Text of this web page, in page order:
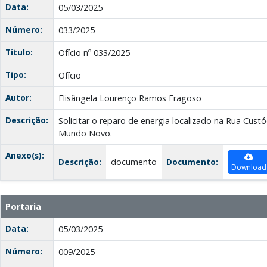
Data:
05/03/2025
Número:
033/2025
Título:
Ofício nº 033/2025
Tipo:
Ofício
Autor:
Elisângela Lourenço Ramos Fragoso
Descrição:
Solicitar o reparo de energia localizado na Rua
Mundo Novo.
Anexo(s):
Descrição: documento Documento: Download
Portaria
Data:
05/03/2025
Número:
009/2025